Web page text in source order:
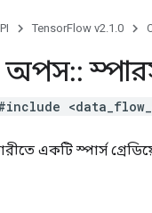
TensorFlow v2.1.0
অপস::
একটি স্পার্স